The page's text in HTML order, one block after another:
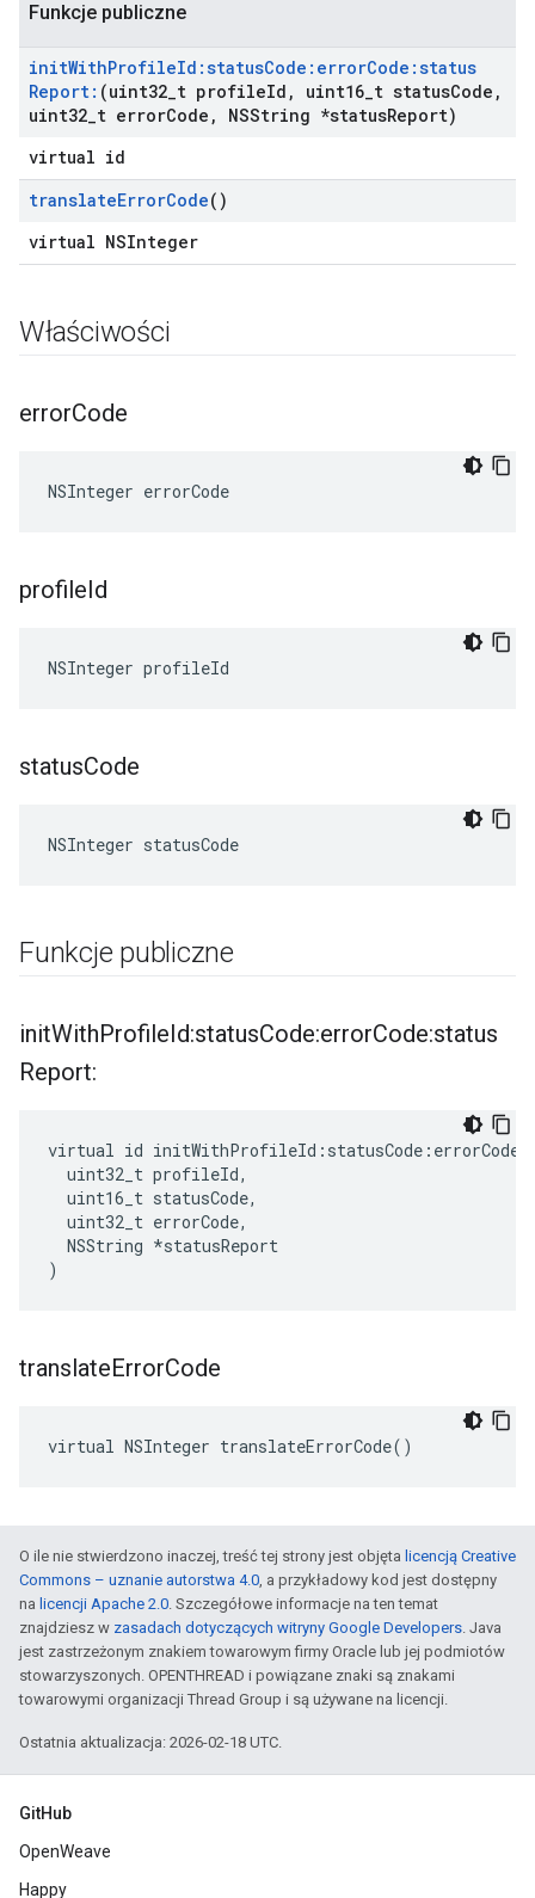
Funkcje publiczne
initWithProfileId:statusCode:errorCode:status
Report: (uint32 t profileId , uint16 t statusCode ,
uint32 t errorCode , NSString *statusReport)
virtual id
translateErrorCode()
virtual NSInteger
Właściwości
errorCode
NSInteger errorCode
profileId
NSInteger profileId
statusCode
NSInteger statusCode
Funkcje publiczne
initWithProfileId:statusCode:errorCode:status
Report:
virtual id
  uint32_t profileId,
  uint16_t statusCode,
  uint32_t errorCode,
  NSString *statusReport
)
translateErrorCode
virtual NSInteger translateErrorCode()
O ile nie stwierdzono inaczej, treść tej strony jest objęta licencją Creative
Commons – uznanie autorstwa 4.0, a przykładowy kod jest dostępny
na licencji Apache 2.0. Szczegółowe informacje na ten temat
znajdziesz w zasadach dotyczących witryny Google Developers. Java
jest zastrzeżonym znakiem towarowym firmy Oracle lub jej podmiotów
stowarzyszonych. OPENTHREAD i powiązane znaki są znakami
towarowymi organizacji Thread Group i są używane na licencji.
Ostatnia aktualizacja: 2026-02-18 UTC.
GitHub
OpenWeave
Happy